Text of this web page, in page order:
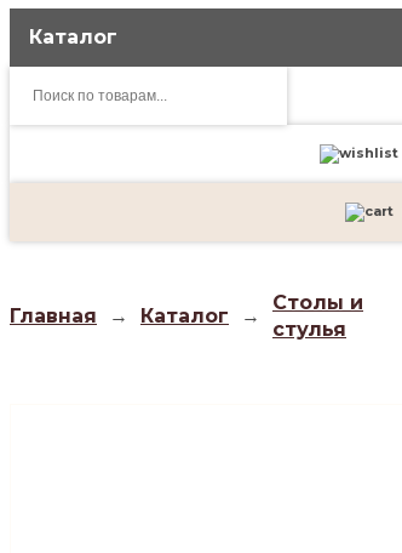
Каталог
товаров
Главная → Каталог →
Столы и
стулья